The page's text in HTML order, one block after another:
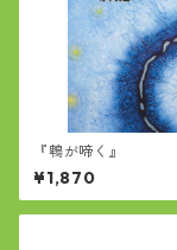
『鵯が啼く』
¥1,870